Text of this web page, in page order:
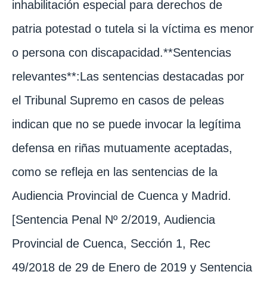
inhabilitación especial para derechos de
patria potestad o tutela si la víctima es menor
o persona con discapacidad.**Sentencias
relevantes**:Las sentencias destacadas por
el Tribunal Supremo en casos de peleas
indican que no se puede invocar la legítima
defensa en riñas mutuamente aceptadas,
como se refleja en las sentencias de la
Audiencia Provincial de Cuenca y Madrid.
[Sentencia Penal Nº 2/2019, Audiencia
Provincial de Cuenca, Sección 1, Rec
49/2018 de 29 de Enero de 2019 y Sentencia